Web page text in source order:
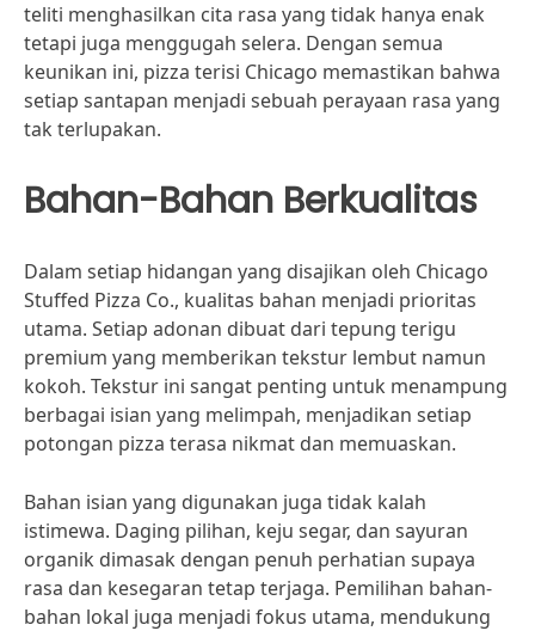
teliti menghasilkan cita rasa yang tidak hanya enak
tetapi juga menggugah selera. Dengan semua
keunikan ini, pizza terisi Chicago memastikan bahwa
setiap santapan menjadi sebuah perayaan rasa yang
tak terlupakan.
Bahan-Bahan Berkualitas
Dalam setiap hidangan yang disajikan oleh Chicago
Stuffed Pizza Co., kualitas bahan menjadi prioritas
utama. Setiap adonan dibuat dari tepung terigu
premium yang memberikan tekstur lembut namun
kokoh. Tekstur ini sangat penting untuk menampung
berbagai isian yang melimpah, menjadikan setiap
potongan pizza terasa nikmat dan memuaskan.
Bahan isian yang digunakan juga tidak kalah
istimewa. Daging pilihan, keju segar, dan sayuran
organik dimasak dengan penuh perhatian supaya
rasa dan kesegaran tetap terjaga. Pemilihan bahan-
bahan lokal juga menjadi fokus utama, mendukung